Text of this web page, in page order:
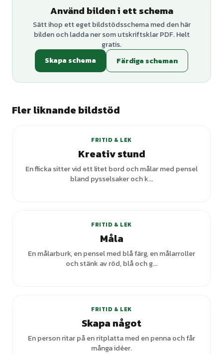
Använd bilden i ett schema
Sätt ihop ett eget bildstödsschema med den här
bilden och ladda ner som utskriftsklar PDF. Helt
gratis.
Skapa schema
Färdiga scheman
Fler liknande bildstöd
FRITID & LEK
Kreativ stund
En flicka sitter vid ett litet bord och målar med pensel
bland pysselsaker och k...
FRITID & LEK
Måla
En målarburk, en pensel med blå färg, en målarroller
och stänk av röd, blå och g...
FRITID & LEK
Skapa något
En person ritar på en ritplatta med en penna och får
många idéer.